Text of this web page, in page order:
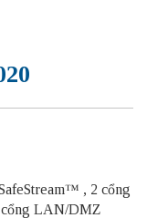
, 2 cổng
LAN/DMZ